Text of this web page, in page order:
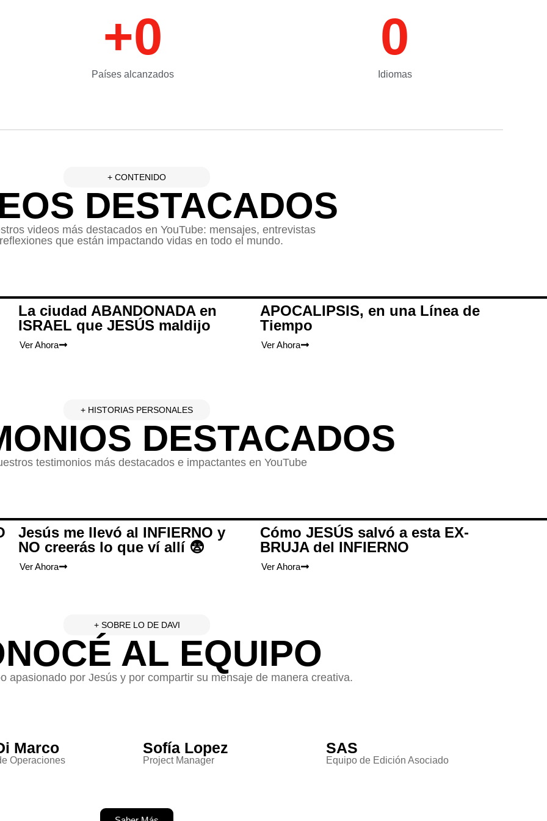
Países alcanzados
+0
Idiomas
0
+ CONTENIDO
DESTACADOS
videos más destacados en YouTube: mensajes, entrevistas
que están impactando vidas en todo el mundo.
La ciudad ABANDONADA en
ISRAEL que JESÚS maldijo
Ver Ahora
APOCALIPSIS, en una Línea de
Tiempo
Ver Ahora
+ HISTORIAS PERSONALES
DESTACADOS
testimonios más destacados e impactantes en YouTube
Jesús me llevó al INFIERNO y
NO creerás lo que ví allí 😨
Ver Ahora
Cómo JESÚS salvó a esta EX-
BRUJA del INFIERNO
Ver Ahora
+ SOBRE LO DE DAVI
AL EQUIPO
apasionado por Jesús y por compartir su mensaje de manera creativa.
Marco
Operaciones
Sofía Lopez
Project Manager
SAS
Equipo de Edición Asociado